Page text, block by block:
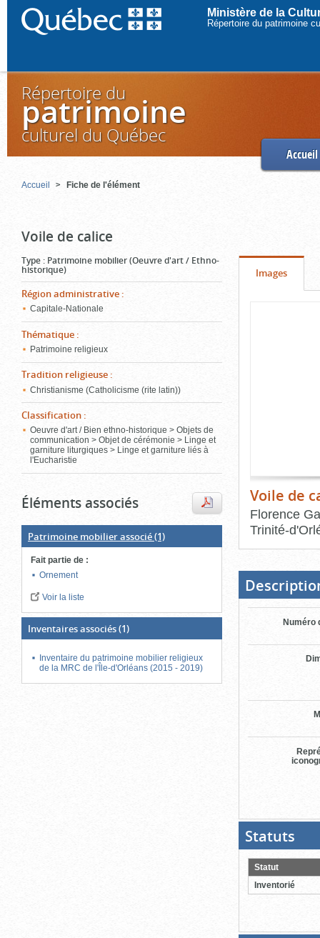
Ministère de la
Répertoire du patrimoine
Répertoire du
patrimoine
culturel du Québec
Accueil
Accueil Fiche de l'élément
Voile de calice
Type : Patrimoine mobilier (Oeuvre d'art / Ethno-
historique)
Région administrative :
Capitale-Nationale
Thématique :
Patrimoine religieux
Tradition religieuse :
Christianisme (Catholicisme (rite latin))
Classification :
Oeuvre d'art / Bien ethno-historique > Objets de
communication > Objet de cérémonie > Linge et
garniture liturgiques > Linge et garniture liés à
l'Eucharistie
Éléments associés
Patrimoine mobilier associé(1)
Fait partie de :
Ornement
Voir la liste
Inventaires associés(1)
Inventaire du patrimoine mobilier religieux
de la MRC de l'Île-d'Orléans (2015 - 2019)
Onglet
Images(cliquer
pour
Voile de
Florence
Trinité-
bloc
d'onglets
Numéro
Statuts
pour
Statut
Inventorié